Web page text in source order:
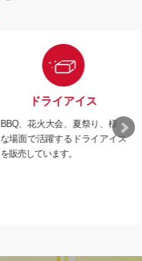
ドライアイス
BBQ、花火大会、夏祭り、様々
な場面で活躍するドライアイス
を販売しています。